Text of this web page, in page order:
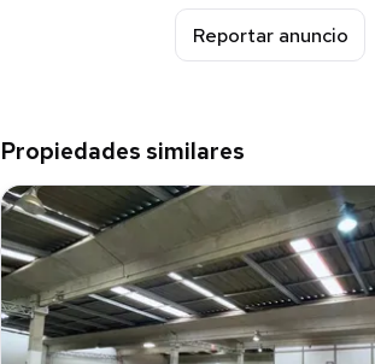
Reportar anuncio
Propiedades similares